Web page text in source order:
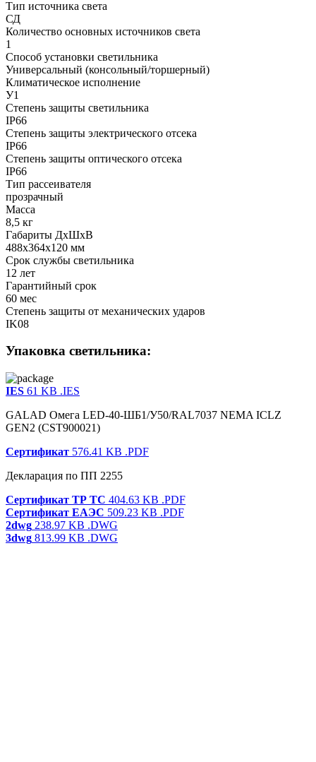
Тип источника света
СД
Количество основных источников света
1
Способ установки светильника
Универсальный (консольный/торшерный)
Климатическое исполнение
У1
Степень защиты светильника
IP66
Степень защиты электрического отсека
IP66
Степень защиты оптического отсека
IP66
Тип рассеивателя
прозрачный
Масса
8,5 кг
Габариты ДхШхВ
488x364x120 мм
Срок службы светильника
12 лет
Гарантийный срок
60 мес
Степень защиты от механических ударов
IK08
Упаковка светильника:
IES 61 KB .IES
GALAD Омега LED-40-ШБ1/У50/RAL7037 NEMA ICLZ
GEN2 (CST900021)
Сертификат 576.41 KB .PDF
Декларация по ПП 2255
Сертификат ТР ТС 404.63 KB .PDF
Сертификат ЕАЭС 509.23 KB .PDF
2dwg 238.97 KB .DWG
3dwg 813.99 KB .DWG